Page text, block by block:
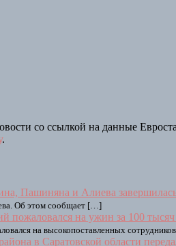
со ссылкой на данные
.
Пашиняна и Алиева
Об этом сообщает […]
пожаловался на ужин за 100
на высокопоставленных
в Саратовской области